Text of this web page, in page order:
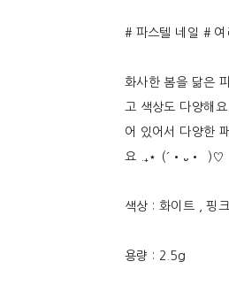
# 파스텔 네일 #
화사한 봄을 닮은
고 색상도 다양해
어 있어서 다양한
요 .₊⋆ (´•᎑•`)♡
색상 : 화이트 , 핑
용량 : 2.5g